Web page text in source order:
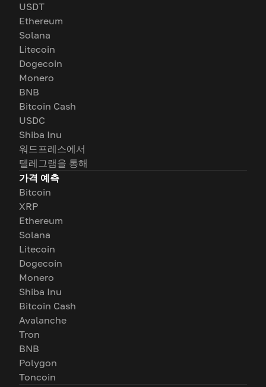
USDT
Ethereum
Solana
Litecoin
Dogecoin
Monero
BNB
Bitcoin Cash
USDC
Shiba Inu
워드프레스에서
텔레그램을 통해
가격 예측
Bitcoin
XRP
Ethereum
Solana
Litecoin
Dogecoin
Monero
Shiba Inu
Bitcoin Cash
Avalanche
Tron
BNB
Polygon
Toncoin